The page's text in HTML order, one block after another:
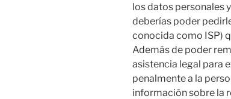
los datos personales
deberías poder
conocida como ISP)
Además de poder
asistencia legal para
penalmente a la
información sobre la